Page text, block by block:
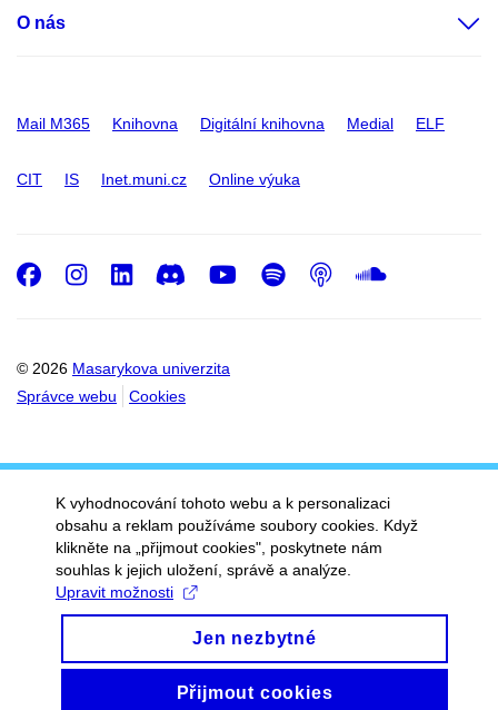
O nás
Mail M365 Knihovna Digitální knihovna Medial ELF
CIT IS Inet.muni.cz Online výuka
© 2026 Masarykova univerzita
Správce webu
Cookies
Facebook
Instagram
LinkedIn
DiscordYoutube
Spotify
Podcast
K vyhodnocování tohoto webu a k personalizaci
obsahu a reklam používáme soubory cookies. Když
klikněte na „přijmout cookies", poskytnete nám
souhlas k jejich uložení, správě a analýze.
Upravit možnosti
Jen nezbytné
Přijmout cookies